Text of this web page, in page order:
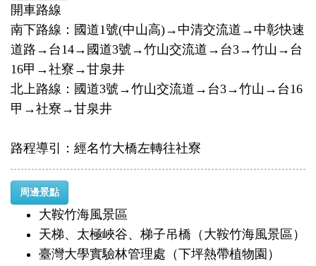
開車路線
南下路線：國道1號(中山高)→中清交流道→中彰快速
道路→台14→國道3號→竹山交流道→台3→竹山→台
16甲→社寮→甘泉井
北上路線：國道3號→竹山交流道→台3→竹山→台16
甲→社寮→甘泉井
路程導引：經名竹大橋左轉往社寮
周邊景點
大鞍竹海風景區
天梯、太極峽谷、梯子吊橋（大鞍竹海風景區）
臺灣大學實驗林管理處（下坪熱帶植物園）